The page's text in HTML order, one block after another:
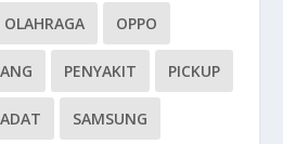
OLAHRAGA OPPO
PENYAKIT PICKUP
SAMSUNG